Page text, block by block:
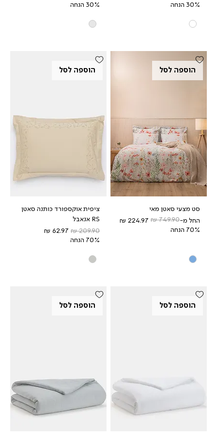
30% הנחה
30% הנחה
הוספה לסל
סט מצעי סאטן מאי
החל מ-
מחיר רגיל
מחיר מבצע
70% הנחה
הוספה לסל
ציפית אוקספורד כותנה סאטן
RS אנאבל
מחיר רגיל
מחיר מבצע
70% הנחה
הוספה לסל הוספה לסל